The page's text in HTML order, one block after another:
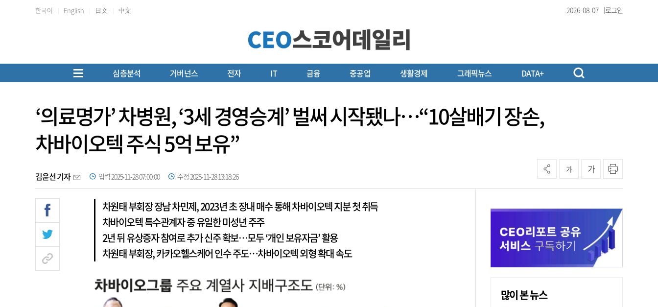
한국어 English 日文 中文 2026-08-07 로그인
심층분석 거버넌스 전자 IT 금융 중공업 생활경제 그래픽뉴스 DATA+
‘의료명가’ 차병원, ‘3세 경영승계’ 벌써 시작됐나…“10살배기 장손,
차바이오텍 주식 5억 보유”
김윤선 기자 입력 2025-11-28 07:00:00 수정 2025-11-28 13:18:26
가 가
차원태 부회장 장남 차민제, 2023년 초 장내 매수 통해 차바이오텍 지분 첫 취득
차바이오텍 특수관계자 중 유일한 미성년 주주
2년 뒤 유상증자 참여로 추가 신주 확보…모두 ‘개인 보유자금’ 활용
차원태 부회장, 카카오헬스케어 인수 주도…차바이오텍 외형 확대 속도
많이 본 뉴스